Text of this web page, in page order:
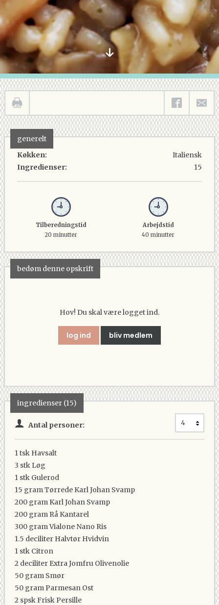
generelt
Køkken:
Ingredienser:
Italiensk
15
Tilberedningstid
20 minutter
Arbejdstid
40 minutter
bedøm denne opskrift
Hov! Du skal være logget ind.
log ind bliv medlem
ingredienser (15)
Antal personer:
1 tsk Havsalt
3 stk Løg
1 stk Gulerod
15 gramTørrede Karl Johan Svamp
200 gram Karl Johan Svamp
200 gram Rå Kantarel
300 gramVialone Nano Ris
1.5 deciliter Halvtør Hvidvin
1 stk Citron
2 deciliter Extra Jomfru Olivenolie
50 gram Smør
50 gramParmesan Ost
2 spskFrisk Persille